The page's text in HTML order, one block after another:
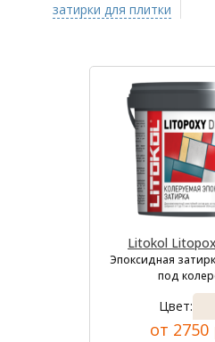
затирки для плитки
Litokol
Эпоксидная
под
Цвет:
от 2750